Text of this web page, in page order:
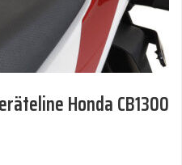
Honda CB1300